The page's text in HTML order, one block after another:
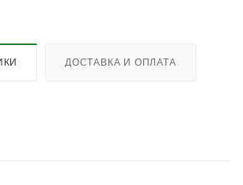
ДОСТАВКА И ОПЛАТА